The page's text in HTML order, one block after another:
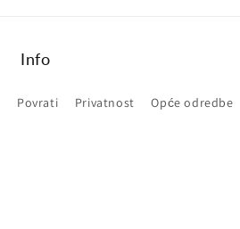
Info
Povrati Privatnost Opće odredbe